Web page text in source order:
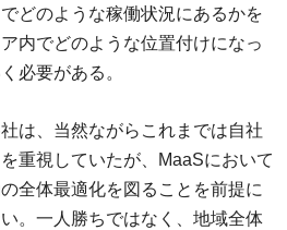
どのような稼働状況にあるかを
内でどのような位置付けになっ
必要がある。
は、当然ながらこれまでは自社
重視していたが、MaaSにおいて
全体最適化を図ることを前提に
。一人勝ちではなく、地域全体